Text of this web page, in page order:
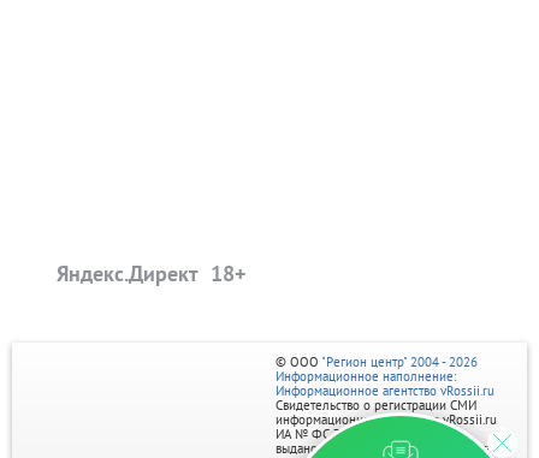
Яндекс.Директ
© ООО "Регион центр" 2004 - 2026
Информационное наполнение:
Информационное агентство vRossii.ru
Свидетельство о регистрации СМИ
информационного агентства vRossii.ru
ИА № ФС 77‑35502
выдано РОСКОМНАДЗОРом 04 марта